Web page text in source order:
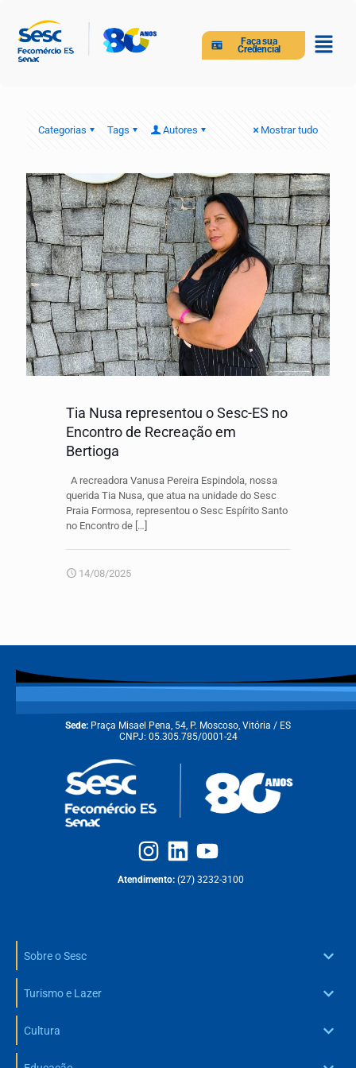
Faça sua
Credencial
Categorias Tags Autores Mostrar tudo
Tia Nusa representou o Sesc-ES no
Encontro de Recreação em
Bertioga
A recreadora Vanusa Pereira Espindola, nossa
querida Tia Nusa, que atua na unidade do Sesc
Praia Formosa, representou o Sesc Espírito Santo
no Encontro de […]
14/08/2025
Sede: Praça Misael Pena, 54, P. Moscoso, Vitória / ES
CNPJ: 05.305.785/0001-24
Atendimento: (27) 3232-3100
Sobre o Sesc
Turismo e Lazer
Cultura